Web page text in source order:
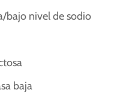
bajo nivel de sodio
baja